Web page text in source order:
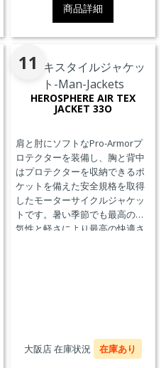
商品詳細
11
HEROSPHERE AIR TEX
JACKET 33O
肩と肘にソフトなPro-Armorプ
ロテクターを装備し、胸と背中
はプロテクターを収納できるポ
ケットを備えた安全規格を取得
したモーターサイクルジャケッ
トです。暑い季節でも最高の通
気性と軽さにより最高の快適さ
大阪店 在庫状況 在庫あり